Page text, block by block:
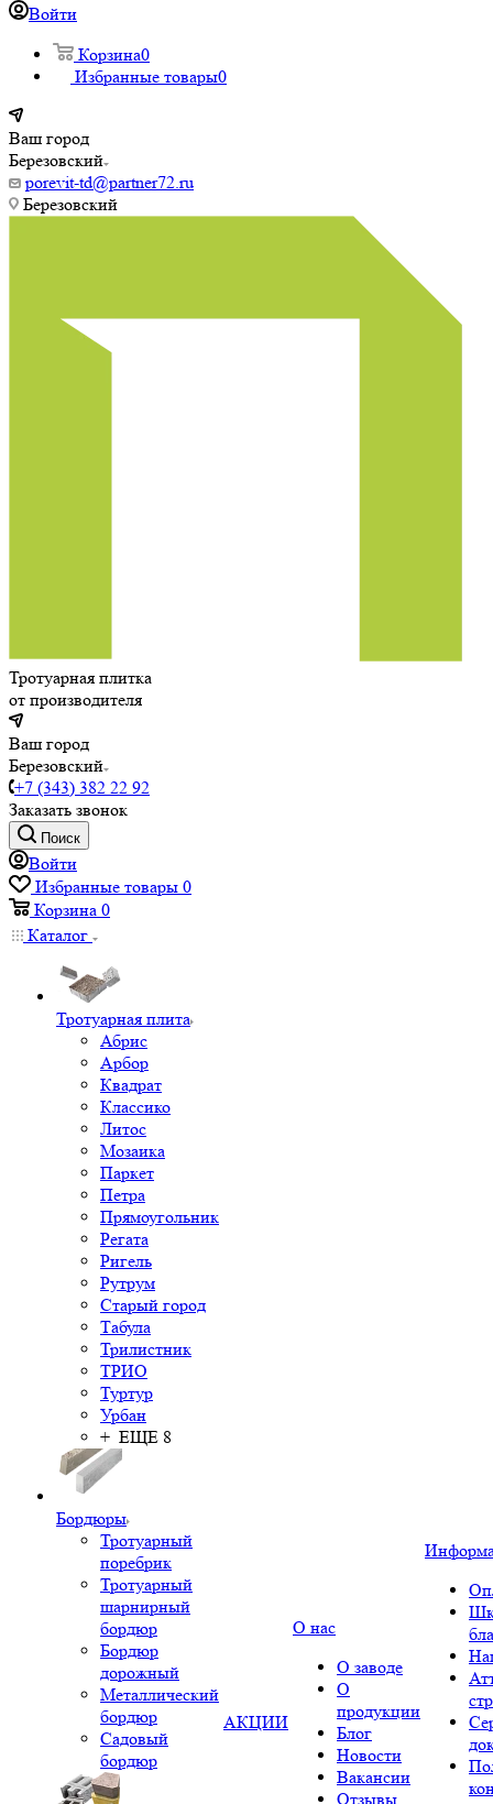
Войти
Корзина0
Избранные товары0
Ваш город
Березовский
porevit-td@partner72.ru
Березовский
Тротуарная плитка
от производителя
Ваш город
Березовский
+7 (343) 382 22 92
Заказать звонок
Поиск
Войти
Избранные товары 0
Корзина 0
Каталог
Тротуарная плита
Абрис
Арбор
Квадрат
Классико
Литос
Мозаика
Паркет
Петра
Прямоугольник
Регата
Ригель
Рутрум
Старый город
Табула
Трилистник
ТРИО
Туртур
Урбан
+ ЕЩЕ 8
Бордюры
Тротуарный
поребрик
Тротуарный
шарнирный
бордюр
Бордюр
дорожный
Металлический
бордюр
Садовый
бордюр
АКЦИИ
О нас
О заводе
О
продукции
Блог
Новости
Вакансии
Отзывы